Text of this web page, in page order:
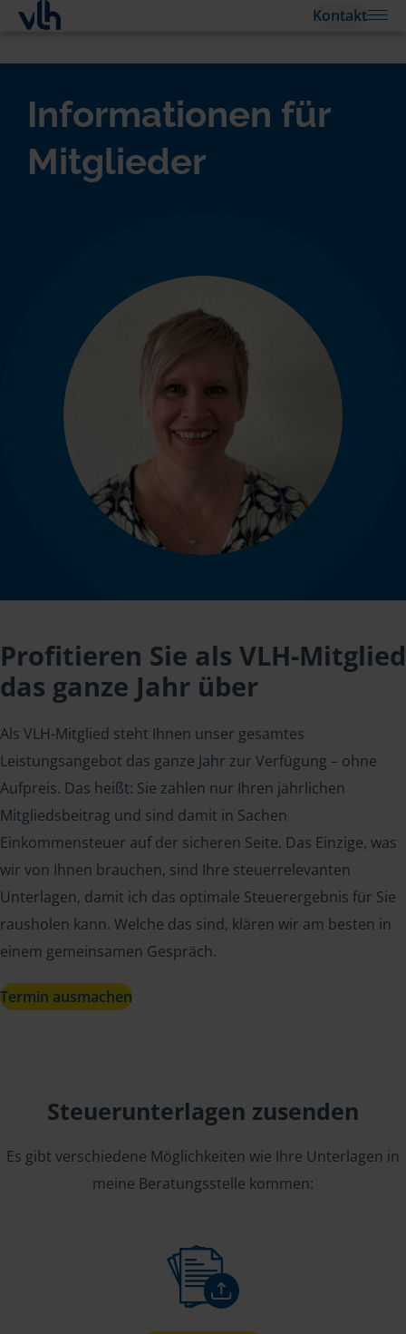
Kontakt
Informationen für
Mitglieder
Profitieren Sie als VLH-Mitglied
das ganze Jahr über
Als VLH-Mitglied steht Ihnen unser gesamtes
Leistungsangebot das ganze Jahr zur Verfügung – ohne
Aufpreis. Das heißt: Sie zahlen nur Ihren jährlichen
Mitgliedsbeitrag und sind damit in Sachen
Einkommensteuer auf der sicheren Seite. Das Einzige, was
wir von Ihnen brauchen, sind Ihre steuerrelevanten
Unterlagen, damit ich das optimale Steuerergebnis für Sie
rausholen kann. Welche das sind, klären wir am besten in
einem gemeinsamen Gespräch.
Termin ausmachen
Steuerunterlagen zusenden
Es gibt verschiedene Möglichkeiten wie Ihre Unterlagen in
meine Beratungsstelle kommen: